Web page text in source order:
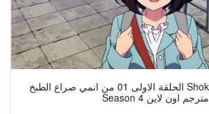
الحلقة الاولى 01 من انمي صراع الطبخ Shokugeki No Souma
Season 4 مترجم اون لاين